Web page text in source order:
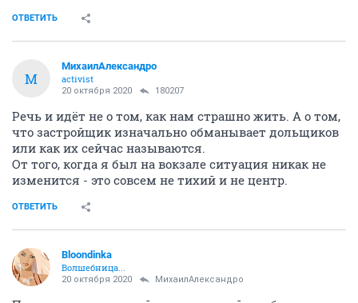
ОТВЕТИТЬ
М
МихаилАлександро
activist
20 октября 2020 180207
Речь и идёт не о том, как нам страшно жить. А о том,
что застройщик изначально обманывает дольщиков
или как их сейчас называются.
От того, когда я был на вокзале ситуация никак не
изменится - это совсем не тихий и не центр.
ОТВЕТИТЬ
Bloondinka
Волшебница...
20 октября 2020 МихаилАлександро